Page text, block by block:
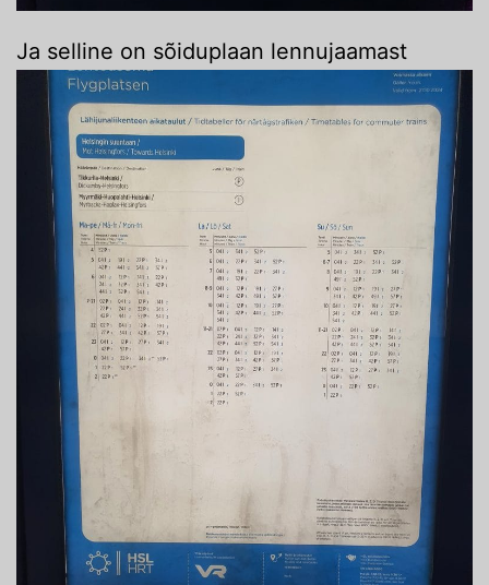
Ja selline on sõiduplaan lennujaamast